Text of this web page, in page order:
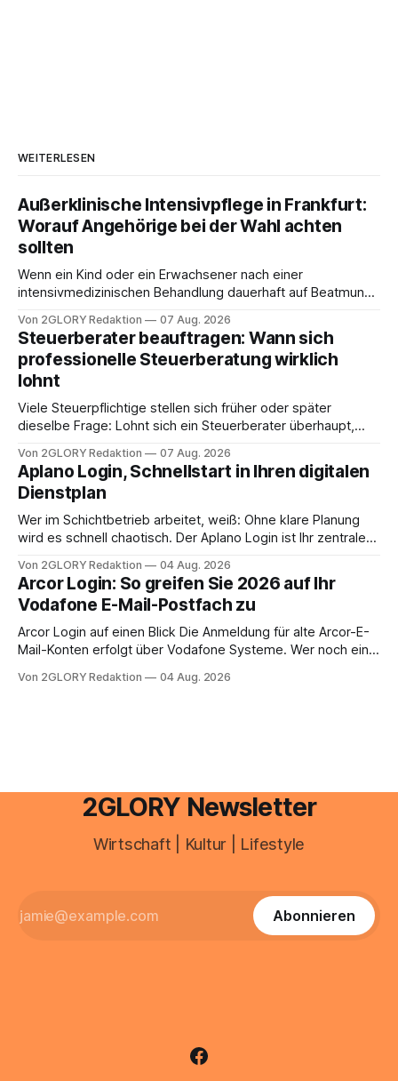
WEITERLESEN
Außerklinische Intensivpflege in Frankfurt:
Worauf Angehörige bei der Wahl achten
sollten
Wenn ein Kind oder ein Erwachsener nach einer
intensivmedizinischen Behandlung dauerhaft auf Beatmung
angewiesen ist, stellt sich für Familien eine schwierige
Frage: Muss die Versorgung dauerhaft in der Klinik bleiben –
oder ist ein Leben zu Hause möglich? Die außerklinische
Intensivpflege bietet genau diese Alternative: Sie
Von 2GLORY Redaktion 07 Aug. 2026
Steuerberater beauftragen: Wann sich
professionelle Steuerberatung wirklich
lohnt
Viele Steuerpflichtige stellen sich früher oder später
dieselbe Frage: Lohnt sich ein Steuerberater überhaupt,
erledigen? Die kurze Antwort: Bei einfachen
Einkommensverhältnissen reicht häufig eine Steuersoftware
aus – sobald jedoch mehrere Einkunftsarten
zusammentreffen oder größere finanzielle Veränderungen
anstehen, zahlt sich professionelle Unterstützung meist
Von 2GLORY Redaktion 07 Aug. 2026
Aplano Login, Schnellstart in Ihren digitalen
Dienstplan
Wer im Schichtbetrieb arbeitet, weiß: Ohne klare Planung
wird es schnell chaotisch. Der Aplano Login ist Ihr zentraler
abwesenheiten und die gesamte kommunikation rund um
Ihr personal digital zu organisieren. In diesem Leitfaden
erfahren Sie alles, was Sie für einen reibungslosen Einstieg
brauchen, von der Registrierung
Von 2GLORY Redaktion 04 Aug. 2026
Arcor Login: So greifen Sie 2026 auf Ihr
Vodafone E-Mail-Postfach zu
Arcor Login auf einen Blick Die Anmeldung für alte Arcor-E-
Mail-Konten erfolgt über Vodafone Systeme. Wer noch eine
besitzt, loggt sich heute über das Vodafone E-Mail & Cloud
Von 2GLORY Redaktion 04 Aug. 2026
2GLORY Newsletter
Wirtschaft | Kultur | Lifestyle
Abonnieren